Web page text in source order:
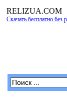
RELIZUA.COM
Скачать бесплатно без